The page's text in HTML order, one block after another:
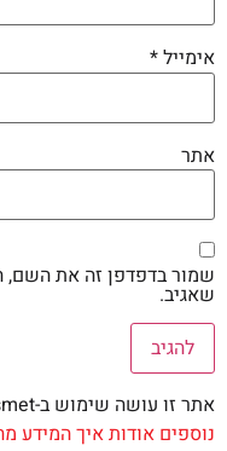
אימייל*
אתר
שמור בדפדפן זה את השם,
שאגיב.
אתר זו עושה שימוש ב-Akismet כדי לסנן תגובות זבל.
נוספים אודות איך המידע